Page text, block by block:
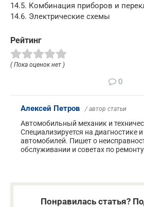
14.5. Комбинация приборов и
14.6. Электрические схемы
Рейтинг
( Пока оценок нет )
0
Алексей Петров / автор статьи
Автомобильный механик и
Специализируется на диагностике
автомобилей. Пишет о
обслуживании и советах по
Понравилась статья?